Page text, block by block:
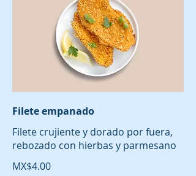
Filete empanado
Filete crujiente y dorado por fuera,
rebozado con hierbas y parmesano
MX$4.00